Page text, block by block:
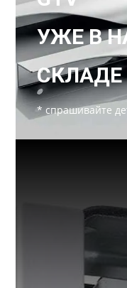
УЖЕ В
СКЛАДЕ
* спрашивайте